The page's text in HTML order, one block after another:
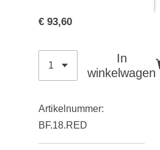
€ 93,60
In
winkelwagen
Artikelnummer:
BF.18.RED